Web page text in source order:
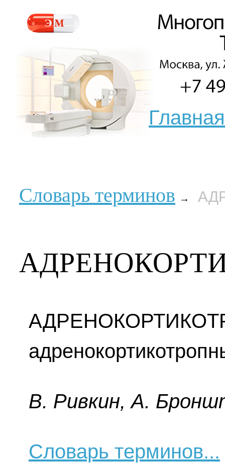
Главная
Словарь терминов →
B. Pивкин, A.
Словарь терминов...